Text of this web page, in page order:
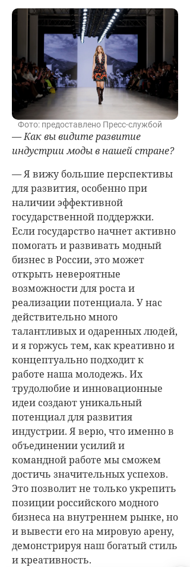
Фото: предоставлено Пресс-службой
— Как вы видите развитие
индустрии моды в нашей стране?
—Я вижу большие перспективы
для развития, особенно при
наличии эффективной
государственной поддержки.
Если государство начнет активно
помогать и развивать модный
бизнес в России, это может
открыть невероятные
возможности для роста и
реализации потенциала. У нас
действительно много
талантливых и одаренных людей,
и я горжусь тем, как креативно и
концептуально подходит к
работе наша молодежь. Их
трудолюбие и инновационные
идеи создают уникальный
потенциал для развития
индустрии.Я верю, что именно в
объединении усилий и
командной работе мы сможем
достичь значительных успехов.
Это позволит не только укрепить
позиции российского модного
бизнеса на внутреннем рынке, но
и вывести его на мировую арену,
демонстрируя наш богатый стиль
и креативность.